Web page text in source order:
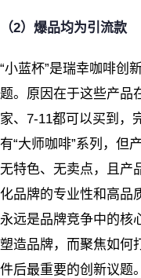
（2）爆品均为引流款
“小蓝杯”是瑞幸咖啡创
题。原因在于这些产品
家、7-11都可以买到，
有“大师咖啡”系列，但
无特色、无卖点，且产
化品牌的专业性和高品
永远是品牌竞争中的核
塑造品牌，而聚焦如何
件后最重要的创新议题。